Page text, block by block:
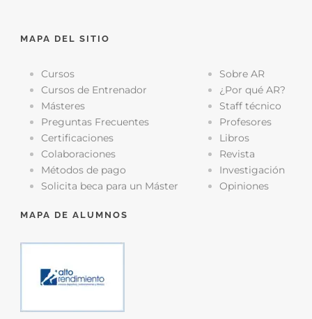
MAPA DEL SITIO
Cursos
Cursos de Entrenador
Másteres
Preguntas Frecuentes
Certificaciones
Colaboraciones
Métodos de pago
Solicita beca para un Máster
Sobre AR
¿Por qué AR?
Staff técnico
Profesores
Libros
Revista
Investigación
Opiniones
MAPA DE ALUMNOS